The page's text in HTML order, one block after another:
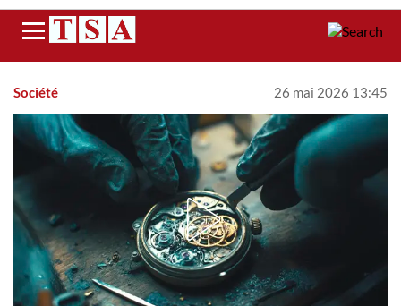
Menu
Société 26 mai 2026 13:45